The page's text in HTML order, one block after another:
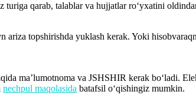
qarab, talablar va hujjatlar ro‘yxatini
topshirishda yuklash kerak. Yoki
ma’lumotnoma va JSHSHIR kerak bo‘ladi.
nechpul maqolasida batafsil o‘qishingiz mumkin.